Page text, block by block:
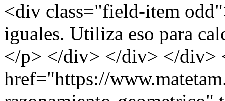
<div class="field-item
iguales. Utiliza eso para
</p> </div> </div> </div>
href="https://